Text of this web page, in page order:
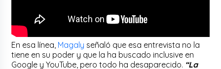
En esa línea, Magaly señaló que esa entrevista no la
tiene en su poder y que la ha buscado inclusive en
Google y YouTube, pero todo ha desaparecido. “La